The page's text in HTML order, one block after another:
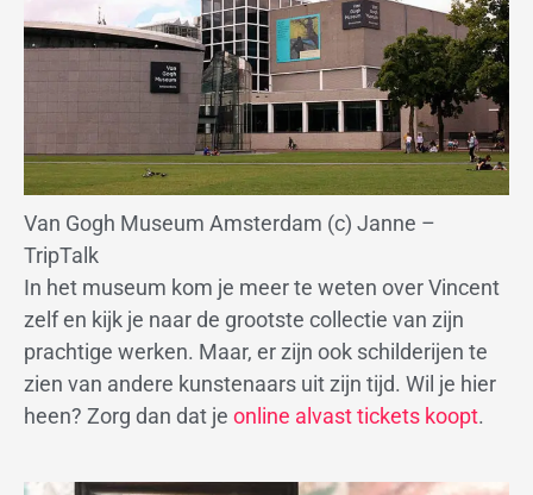
Van Gogh Museum Amsterdam (c) Janne –
TripTalk
In het museum kom je meer te weten over Vincent
zelf en kijk je naar de grootste collectie van zijn
prachtige werken. Maar, er zijn ook schilderijen te
zien van andere kunstenaars uit zijn tijd. Wil je hier
heen? Zorg dan dat je online alvast tickets koopt.